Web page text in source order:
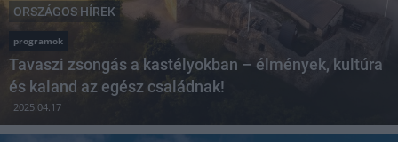
ORSZÁGOS HÍREK
programok
Tavaszi zsongás a kastélyokban – élmények, kultúra
és kaland az egész családnak!
2025.04.17